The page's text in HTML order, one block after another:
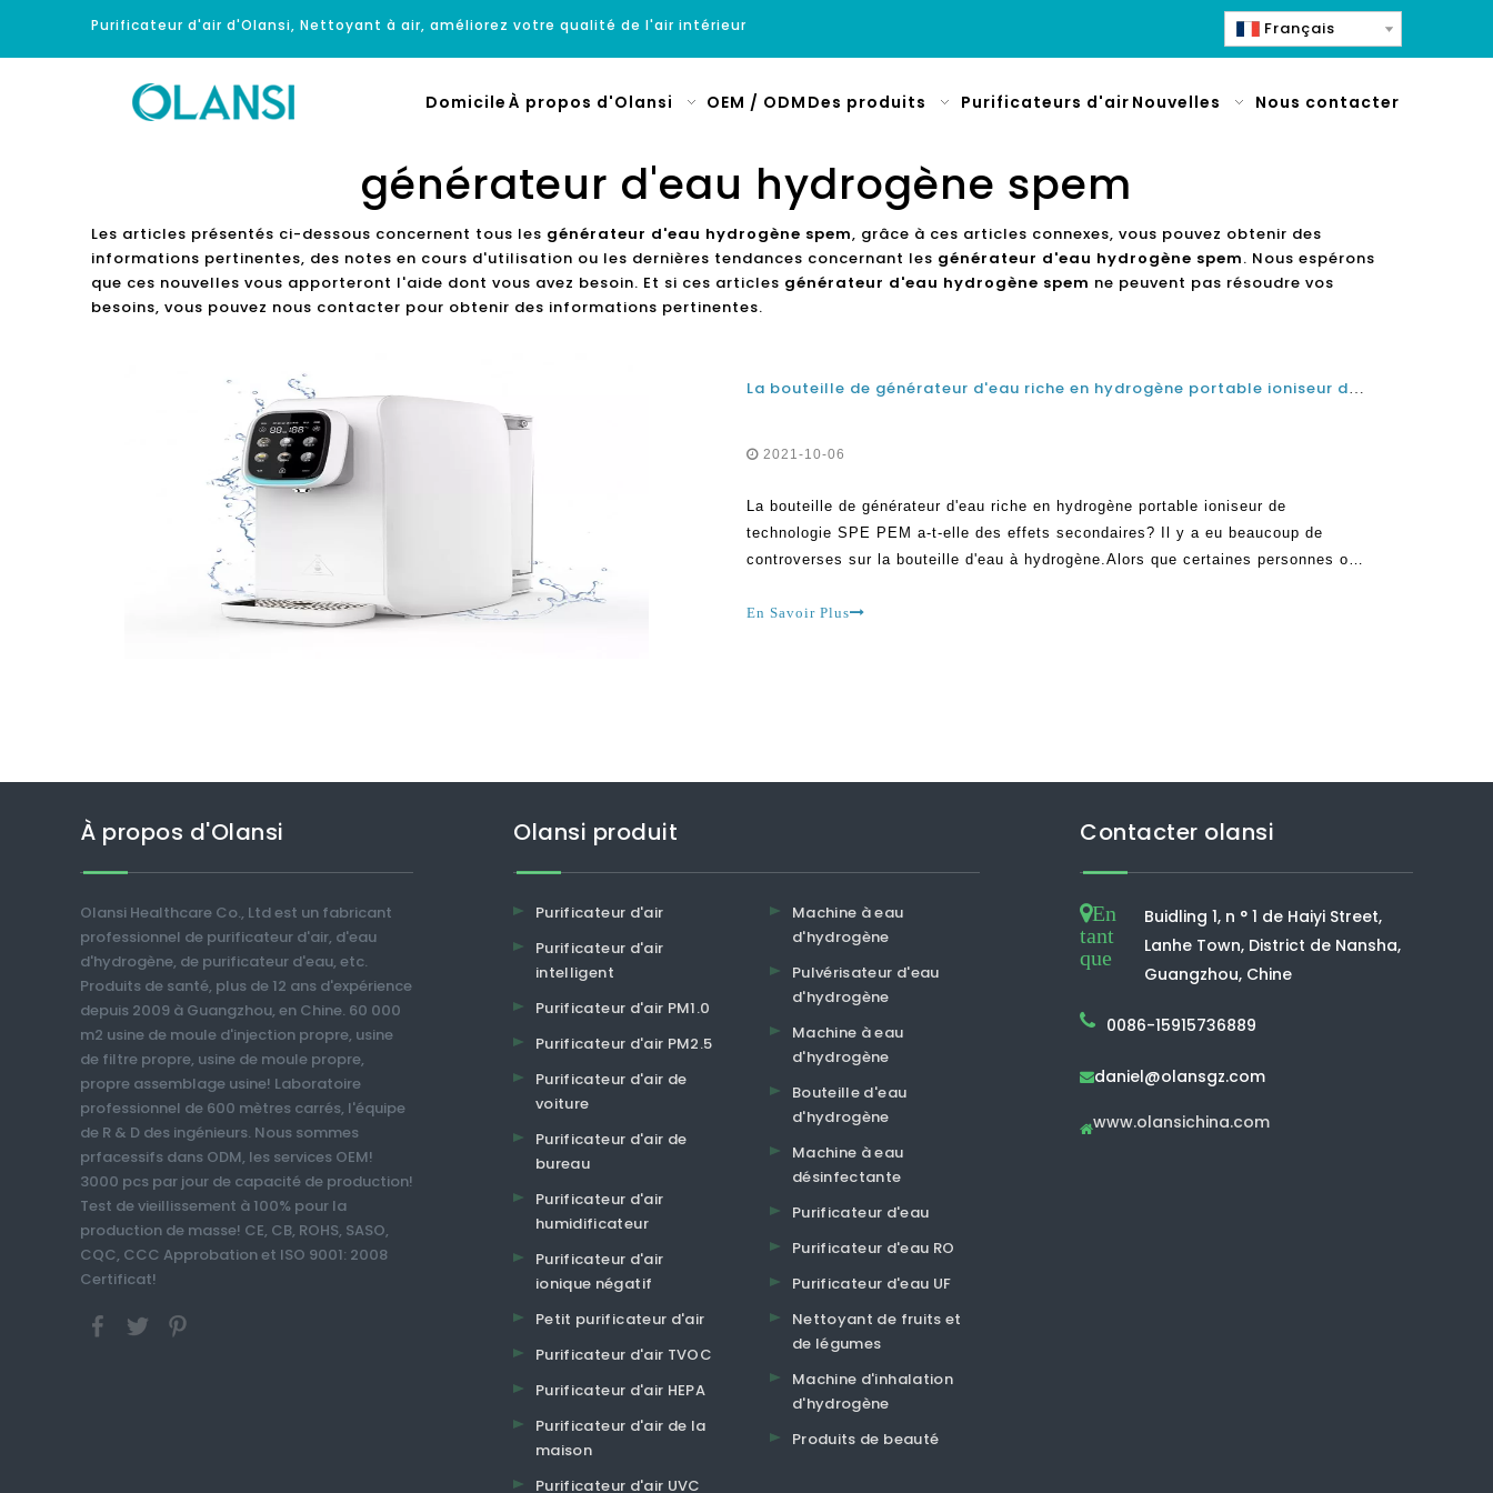
Purificateur d'air d'Olansi, Nettoyant à air, améliorez votre qualité de l'air intérieur Français
Domicile À propos d'Olansi OEM / ODM Des produits Purificateurs d'air Nouvelles Nous contacter
générateur d'eau hydrogène spem
Les articles présentés ci-dessous concernent tous les générateur d'eau hydrogène spem, grâce à ces articles connexes, vous pouvez obtenir des
informations pertinentes, des notes en cours d'utilisation ou les dernières tendances concernant les générateur d'eau hydrogène spem. Nous espérons
que ces nouvelles vous apporteront l'aide dont vous avez besoin. Et si ces articles générateur d'eau hydrogène spem ne peuvent pas résoudre vos
besoins, vous pouvez nous contacter pour obtenir des informations pertinentes.
La bouteille de générateur d'eau riche en hydrogène portable ioniseur de technologie SPE PEM a-t-elle des effets secondaires?
2021-10-06
La bouteille de générateur d'eau riche en hydrogène portable ioniseur de
technologie SPE PEM a-t-elle des effets secondaires? Il y a eu beaucoup de
controverses sur la bouteille d'eau à hydrogène.Alors que certaines personnes ont
y a ceux qui pensent qu'elle est dangereuse et
En Savoir Plus
À propos d'Olansi
Olansi Healthcare Co., Ltd est un fabricant
professionnel de purificateur d'air, d'eau
d'hydrogène, de purificateur d'eau, etc.
Produits de santé, plus de 12 ans d'expérience
depuis 2009 à Guangzhou, en Chine. 60 000
m2 usine de moule d'injection propre, usine
de filtre propre, usine de moule propre,
propre assemblage usine! Laboratoire
professionnel de 600 mètres carrés, l'équipe
de R & D des ingénieurs. Nous sommes
prfacessifs dans ODM, les services OEM!
3000 pcs par jour de capacité de production!
Test de vieillissement à 100% pour la
production de masse! CE, CB, ROHS, SASO,
CQC, CCC Approbation et ISO 9001: 2008
Certificat!
Olansi produit
Purificateur d'air
Purificateur d'air
intelligent
Purificateur d'air PM1.0
Purificateur d'air PM2.5
Purificateur d'air de
voiture
Purificateur d'air de
bureau
Purificateur d'air
humidificateur
Purificateur d'air
ionique négatif
Petit purificateur d'air
Purificateur d'air TVOC
Purificateur d'air HEPA
Purificateur d'air de la
maison
Purificateur d'air UVC
Machine à eau
d'hydrogène
Pulvérisateur d'eau
d'hydrogène
Machine à eau
d'hydrogène
Bouteille d'eau
d'hydrogène
Machine à eau
désinfectante
Purificateur d'eau
Purificateur d'eau RO
Purificateur d'eau UF
Nettoyant de fruits et
de légumes
Machine d'inhalation
d'hydrogène
Produits de beauté
Contacter olansi
En
tant
que
Buidling 1, n ° 1 de Haiyi Street,
Lanhe Town, District de Nansha,
Guangzhou, Chine
0086-15915736889
daniel@olansgz.com
www.olansichina.com